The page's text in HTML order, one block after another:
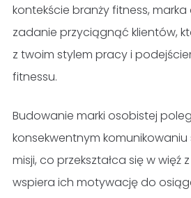
kontekście branży fitness,
zadanie przyciągnąć klientów,
z twoim stylem pracy i
fitnessu.
Budowanie marki osobistej
konsekwentnym
misji, co przekształca się w więź
wspiera ich motywację do